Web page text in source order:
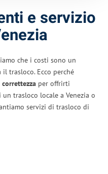
e servizio
che i costi sono un
trasloco. Ecco perché
per offrirti
trasloco locale a Venezia o
servizi di trasloco di